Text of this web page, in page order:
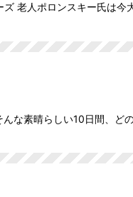
老人ポロンスキー氏は
な素晴らしい10日間、